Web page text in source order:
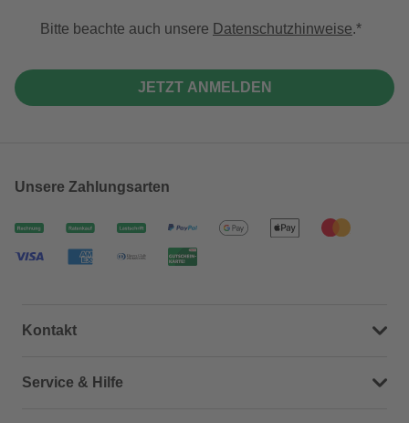
Bitte beachte auch unsere Datenschutzhinweise.
JETZT ANMELDEN
Unsere Zahlungsarten
Kontakt
Dein Kontakt zu uns
Service & Hilfe